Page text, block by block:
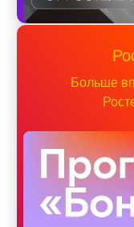
Больше